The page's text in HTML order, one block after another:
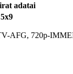
adatai
AFG, 720p-